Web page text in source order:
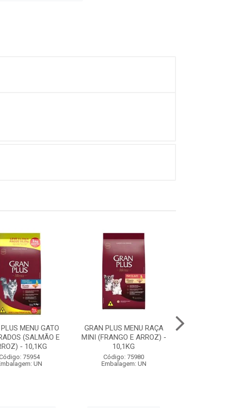
MENU GATO
(SALMÃO E
- 10,1KG
75954
UN
GRAN PLUS MENU RAÇA
MINI (FRANGO E ARROZ) -
10,1KG
Código: 75980
Embalagem: UN